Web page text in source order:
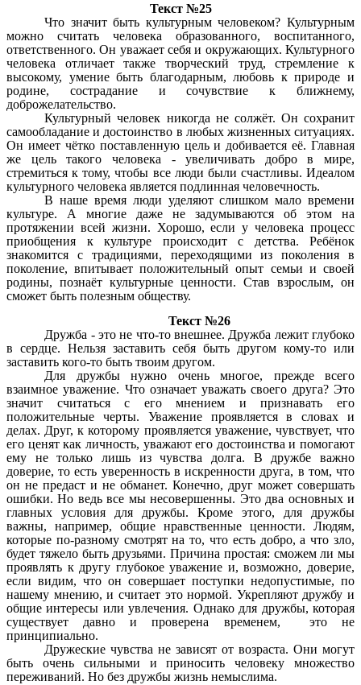
Текст №25
Что значит быть культурным человеком? Культурным
можно считать человека образованного, воспитанного,
ответственного. Он уважает себя и окружающих. Культурного
человека отличает также творческий труд, стремление к
высокому, умение быть благодарным, любовь к природе и
родине, сострадание и сочувствие к ближнему,
доброжелательство.
Культурный человек никогда не солжёт. Он сохранит
самообладание и достоинство в любых жизненных ситуациях.
Он имеет чётко поставленную цель и добивается её. Главная
же цель такого человека - увеличивать добро в мире,
стремиться к тому, чтобы все люди были счастливы. Идеалом
культурного человека является подлинная человечность.
В наше время люди уделяют слишком мало времени
культуре. А многие даже не задумываются об этом на
протяжении всей жизни. Хорошо, если у человека процесс
приобщения к культуре происходит с детства. Ребёнок
знакомится с традициями, переходящими из поколения в
поколение, впитывает положительный опыт семьи и своей
родины, познаёт культурные ценности. Став взрослым, он
сможет быть полезным обществу.
Текст №26
Дружба - это не что-то внешнее. Дружба лежит глубоко
в сердце. Нельзя заставить себя быть другом кому-то или
заставить кого-то быть твоим другом.
Для дружбы нужно очень многое, прежде всего
взаимное уважение. Что означает уважать своего друга? Это
значит считаться с его мнением и признавать его
положительные черты. Уважение проявляется в словах и
делах. Друг, к которому проявляется уважение, чувствует, что
его ценят как личность, уважают его достоинства и помогают
ему не только лишь из чувства долга. В дружбе важно
доверие, то есть уверенность в искренности друга, в том, что
он не предаст и не обманет. Конечно, друг может совершать
ошибки. Но ведь все мы несовершенны. Это два основных и
главных условия для дружбы. Кроме этого, для дружбы
важны, например, общие нравственные ценности. Людям,
которые по-разному смотрят на то, что есть добро, а что зло,
будет тяжело быть друзьями. Причина простая: сможем ли мы
проявлять к другу глубокое уважение и, возможно, доверие,
если видим, что он совершает поступки недопустимые, по
нашему мнению, и считает это нормой. Укрепляют дружбу и
общие интересы или увлечения. Однако для дружбы, которая
существует давно и проверена временем, это не
принципиально.
Дружеские чувства не зависят от возраста. Они могут
быть очень сильными и приносить человеку множество
переживаний. Но без дружбы жизнь немыслима.